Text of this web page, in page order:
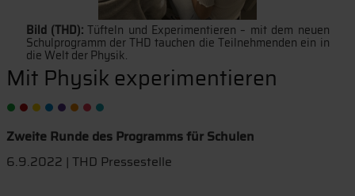
Bild (THD):Tüfteln und Experimentieren – mit dem neuen
Schulprogramm der THD tauchen die Teilnehmenden ein in
die Welt der Physik.
Mit Physik experimentieren
Zweite Runde des Programms für Schulen
6.9.2022 | THD Pressestelle